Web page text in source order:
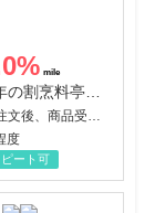
%
創業40余年の割烹料亭千賀監修【おせちの千賀屋】おもてなし参道本店
条件 : WEB注文後、商品受け取り+入金確認時点
度
ピート可